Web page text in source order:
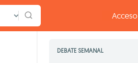
Acceso
DEBATE SEMANAL